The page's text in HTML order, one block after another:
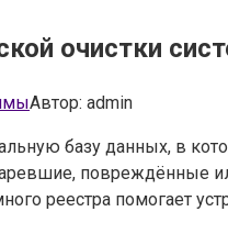
очистки
Автор: admin
базу данных, в
повреждённые
реестра помогает